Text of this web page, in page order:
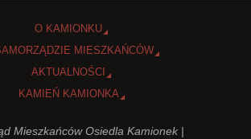
O KAMIONKU
MIESZKAŃCÓW
AKTUALNOŚCI
KAMIEŃ KAMIONKA
Mieszkańców Osiedla Kamionek |